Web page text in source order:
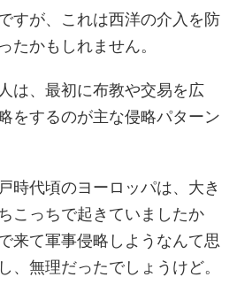
すが、これは西洋の介入を防
たかもしれません。
は、最初に布教や交易を広
をするのが主な侵略パターン
時代頃のヨーロッパは、大き
こっちで起きていましたか
来て軍事侵略しようなんて思
、無理だったでしょうけど。